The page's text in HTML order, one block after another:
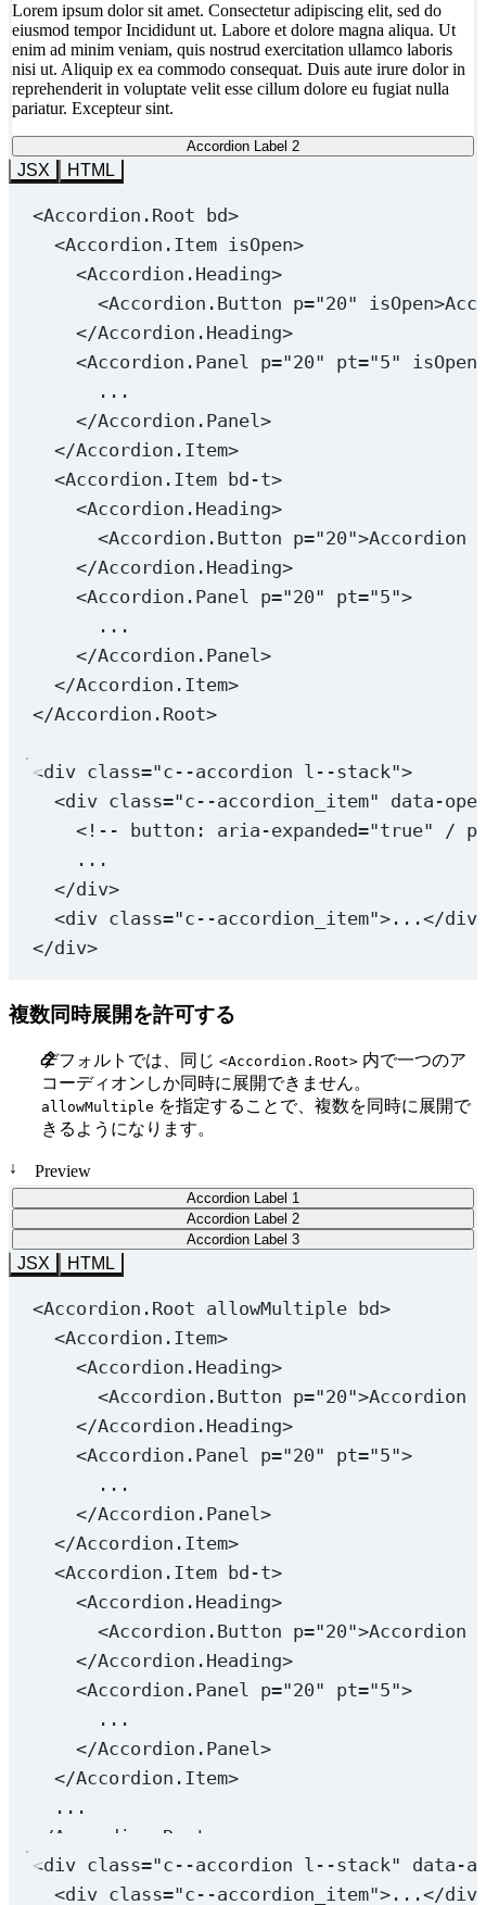
Lorem ipsum dolor sit amet. Consectetur adipiscing elit, sed do
eiusmod tempor Incididunt ut. Labore et dolore magna aliqua. Ut
enim ad minim veniam, quis nostrud exercitation ullamco laboris
nisi ut. Aliquip ex ea commodo consequat. Duis aute irure dolor in
reprehenderit in voluptate velit esse cillum dolore eu fugiat nulla
pariatur. Excepteur sint.
Accordion Label 2
JSX HTML
<Accordion.Root bd>
<Accordion.Item isOpen>
<Accordion.Heading>
<Accordion.Button p="20" isOpen
</Accordion.Heading>
<Accordion.Panel p="20" pt="5" isOpen
...
</Accordion.Panel>
</Accordion.Item>
<Accordion.Item bd-t>
<Accordion.Heading>
<Accordion.Button p="20">Accordion
</Accordion.Heading>
<Accordion.Panel p="20" pt="5">
...
</Accordion.Panel>
</Accordion.Item>
</Accordion.Root>
<div class="c--accordion l--stack">
<div class="c--accordion_item"
data-
<!-- button: aria-expanded="true" /
...
</div>
<div class="c--accordion_item">...</div
</div>
複数同時展開を許可する
デフォルトでは、同じ <Accordion.Root> 内で一つのア
コーディオンしか同時に展開できません。
allowMultiple を指定することで、複数を同時に展開で
きるようになります。
↓ Preview
Accordion Label 1
Accordion Label 2
Accordion Label 3
JSX HTML
<Accordion.Root allowMultiple bd>
<Accordion.Item>
<Accordion.Heading>
<Accordion.Button p="20">Accordion
</Accordion.Heading>
<Accordion.Panel p="20" pt="5">
...
</Accordion.Panel >
</Accordion.Item>
<Accordion.Item bd-t>
<Accordion.Heading>
<Accordion.Button p="20">Accordion
</Accordion.Heading>
<Accordion.Panel p="20" pt="5">
...
</Accordion.Panel >
</Accordion.Item>
...
</ Accordion.Root
<div class="c--accordion l--stack"
data-
<div class="c--accordion_item">...</div